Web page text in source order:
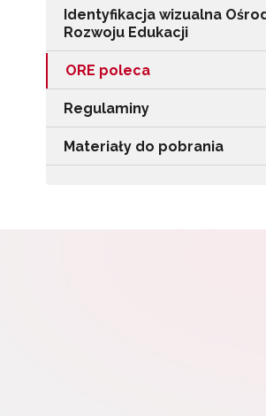
Identyfikacja wizualna
Rozwoju Edukacji
ORE poleca
Regulaminy
Materiały do pobrania